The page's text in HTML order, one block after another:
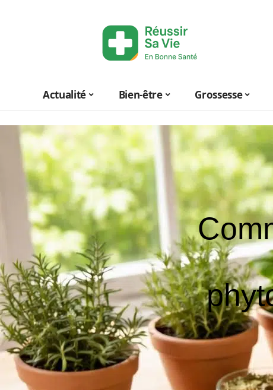
Actualité Bien-être Grossesse